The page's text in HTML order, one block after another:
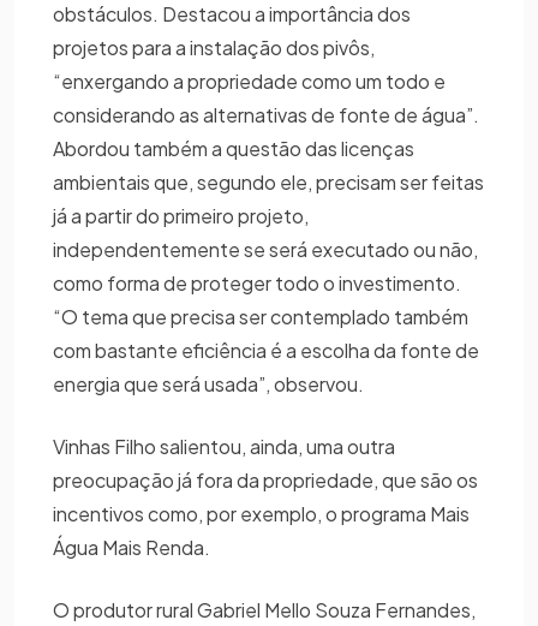
obstáculos. Destacou a importância dos
projetos para a instalação dos pivôs,
“enxergando a propriedade como um todo e
considerando as alternativas de fonte de água”.
Abordou também a questão das licenças
ambientais que, segundo ele, precisam ser feitas
já a partir do primeiro projeto,
independentemente se será executado ou não,
como forma de proteger todo o investimento.
“O tema que precisa ser contemplado também
com bastante eficiência é a escolha da fonte de
energia que será usada”, observou.
Vinhas Filho salientou, ainda, uma outra
preocupação já fora da propriedade, que são os
incentivos como, por exemplo, o programa Mais
Água Mais Renda.
O produtor rural Gabriel Mello Souza Fernandes,